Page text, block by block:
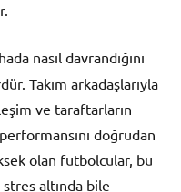
nasıl davrandığını
Takım arkadaşlarıyla
ve taraftarların
doğrudan
olan futbolcular, bu
altında bile